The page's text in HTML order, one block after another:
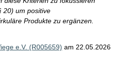
20) um positive
Produkte zu ergänzen.
e.V. (R005659) am 22.05.2026